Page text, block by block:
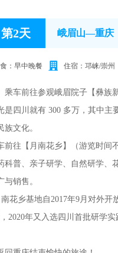
第2天 峨眉山—重庆
：早中晚餐 住宿：邛崃/崇州
乘车前往参观峨眉院子【彝族
是四川就有 300 多万，其中
族文化。
前往【月南花乡】（游览时间
科普、亲子研学、自然研学、
与销售。
花乡基地自2017年9月对外开
2020年又入选四川首批研学